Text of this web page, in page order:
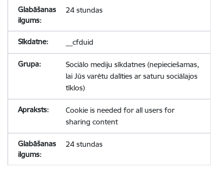
24 stundas
__cfduid
Sociālo mediju sīkdatnes (nepieciešamas,
lai Jūs varētu dalīties ar saturu sociālajos
tīklos)
Cookie is needed for all users for
sharing content
24 stundas